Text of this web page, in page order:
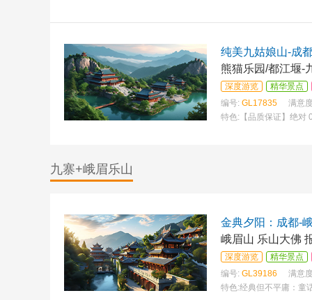
纯美九姑娘山-成
熊猫乐园/都江堰-
深度游览
精华景点
编号: GL17835
满意
特色: 【品质保证】绝
九寨+峨眉乐山
金典夕阳：成都-
峨眉山 乐山大佛
深度游览
精华景点
编号: GL39186
满意
特色:经典但不平庸：童